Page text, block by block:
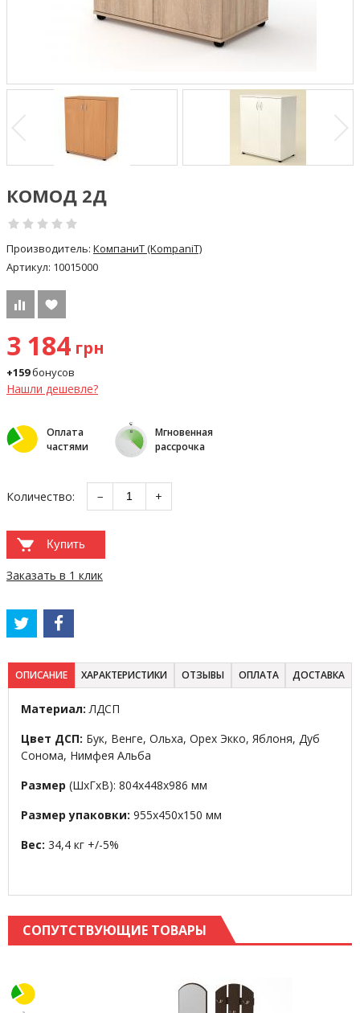
КОМОД 2Д
Производитель: КомпаниТ (KompaniT)
Артикул: 10015000
3 184 грн
+159бонусов
Нашли дешевле?
Оплата
частями
Мгновенная
рассрочка
Количество: − +
Купить
Заказать в 1 клик
ОПИСАНИЕ ХАРАКТЕРИСТИКИ ОТЗЫВЫ ОПЛАТА ДОСТАВКА
Материал: ЛДСП
Цвет ДСП: Бук, Венге, Ольха, Орех Экко, Яблоня, Дуб
Сонома, Нимфея Альба
Размер (ШхГхВ): 804х448х986 мм
Размер упаковки: 955х450х150 мм
Вес: 34,4 кг +/-5%
СОПУТСТВУЮЩИЕ ТОВАРЫ